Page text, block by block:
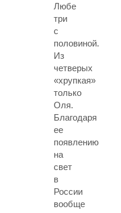
Любе
три
с
половиной.
Из
четверых
«хрупкая»
только
Оля.
Благодаря
ее
появлению
на
свет
в
России
вообще